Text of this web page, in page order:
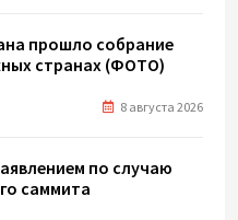
прошло собрание
странах (ФОТО)
8 августа 2026
по случаю
саммита